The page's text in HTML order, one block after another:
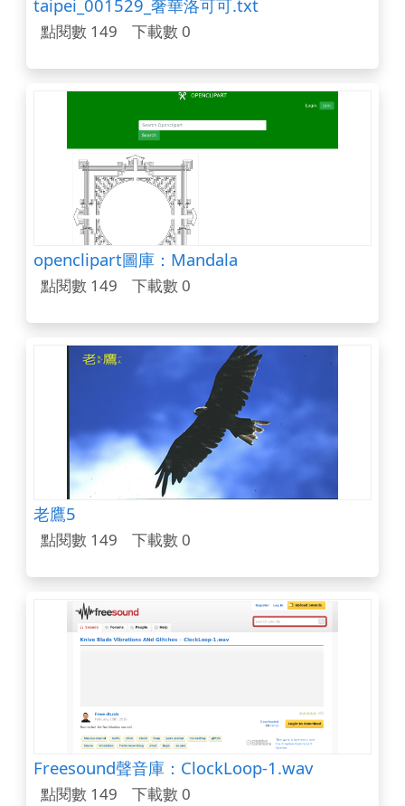
taipei_001529_奢華洛可可.txt
點閱數 149 下載數 0
openclipart圖庫：Mandala
點閱數 149 下載數 0
老鷹5
點閱數 149 下載數 0
Freesound聲音庫：ClockLoop-1.wav
點閱數 149 下載數 0